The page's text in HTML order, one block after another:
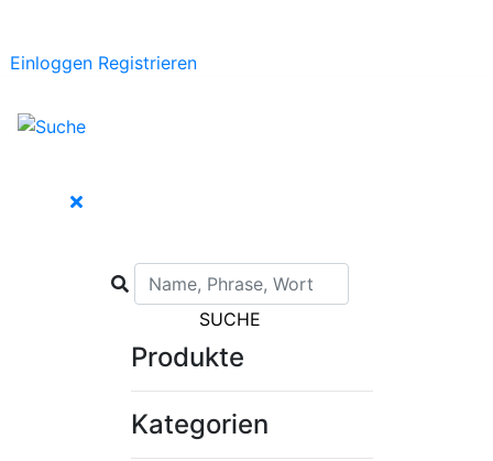
Einloggen Registrieren
SUCHE
Produkte
Kategorien